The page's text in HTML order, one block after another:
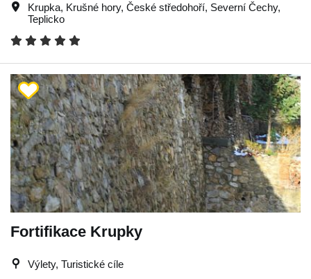
Krupka, Krušné hory, České středohoří, Severní Čechy,
Teplicko
Fortifikace Krupky
Výlety, Turistické cíle